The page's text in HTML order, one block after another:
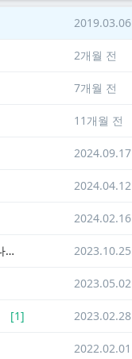
2019.03.06
2개월 전
7개월 전
11개월 전
2024.09.17
2024.04.12
2024.02.16
이세돌분들 와우 캐릭터 정보조회할 수 있는 사이트 나왔네요 2023.10.25
2023.05.02
[1] 2023.02.28
2022.02.01